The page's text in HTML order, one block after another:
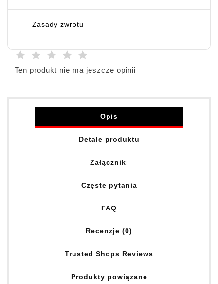
Zasady zwrotu
Ten produkt nie ma jeszcze opinii
Opis
Detale produktu
Załączniki
Częste pytania
FAQ
Recenzje (0)
Trusted Shops Reviews
Produkty powiązane